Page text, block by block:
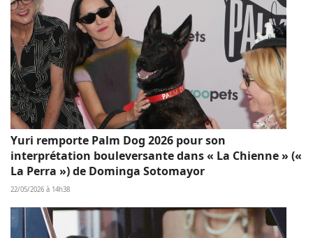
Yuri remporte Palm Dog 2026 pour son
interprétation bouleversante dans « La Chienne » («
La Perra ») de Dominga Sotomayor
22/05/2026 à 14h38